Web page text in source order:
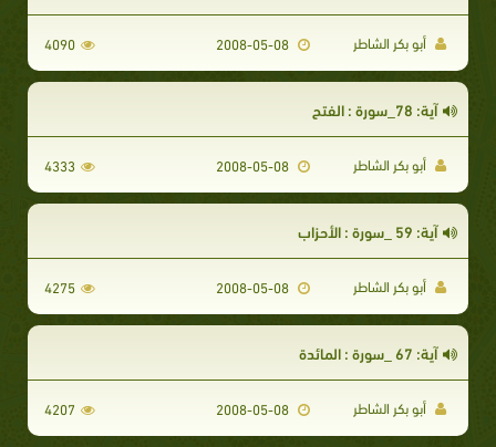
أبو بكر الشاطر 2008-05-08
4090
آية: 78_سورة : الفتح
أبو بكر الشاطر 2008-05-08
4333
آية: 59 _سورة : الأحزاب
أبو بكر الشاطر 2008-05-08
4275
آية: 67 _سورة : المائدة
أبو بكر الشاطر 2008-05-08
4207